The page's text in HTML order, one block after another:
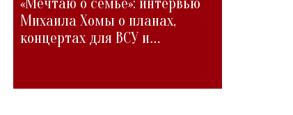
Михаила Хомы о планах,
концертах для ВСУ и